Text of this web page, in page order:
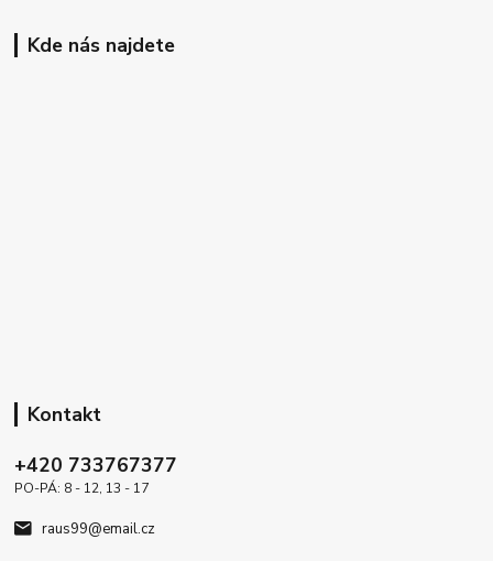
Kde nás najdete
Kontakt
+420 733767377
PO-PÁ: 8 - 12, 13 - 17
raus99@email.cz